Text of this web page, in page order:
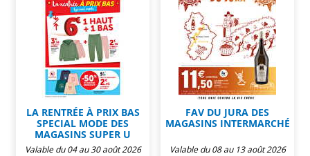
LA RENTRÉE À PRIX BAS
SPECIAL MODE DES
MAGASINS SUPER U
Valable du 04 au 30 août 2026
FAV DU JURA DES
MAGASINS INTERMARCHÉ
Valable du 08 au 13 août 2026